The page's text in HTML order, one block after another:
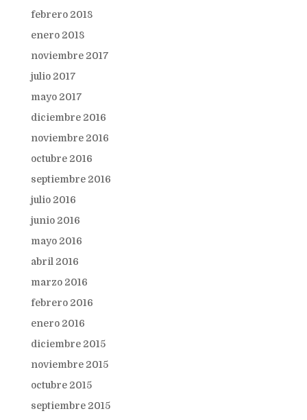
febrero 2018
enero 2018
noviembre 2017
julio 2017
mayo 2017
diciembre 2016
noviembre 2016
octubre 2016
septiembre 2016
julio 2016
junio 2016
mayo 2016
abril 2016
marzo 2016
febrero 2016
enero 2016
diciembre 2015
noviembre 2015
octubre 2015
septiembre 2015